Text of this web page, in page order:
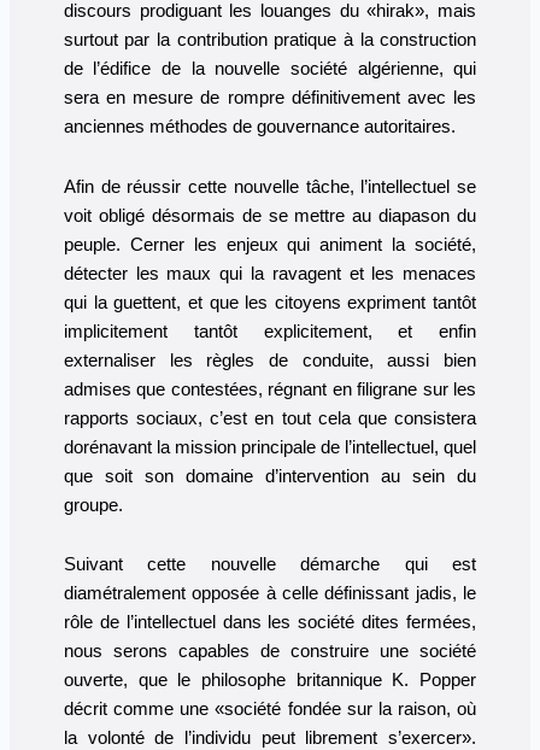
discours prodiguant les louanges du «hirak», mais
surtout par la contribution pratique à la construction
de l’édifice de la nouvelle société algérienne, qui
sera en mesure de rompre définitivement avec les
anciennes méthodes de gouvernance autoritaires.
Afin de réussir cette nouvelle tâche, l’intellectuel se
voit obligé désormais de se mettre au diapason du
peuple. Cerner les enjeux qui animent la société,
détecter les maux qui la ravagent et les menaces
qui la guettent, et que les citoyens expriment tantôt
implicitement tantôt explicitement, et enfin
externaliser les règles de conduite, aussi bien
admises que contestées, régnant en filigrane sur les
rapports sociaux, c’est en tout cela que consistera
dorénavant la mission principale de l’intellectuel, quel
que soit son domaine d’intervention au sein du
groupe.
Suivant cette nouvelle démarche qui est
diamétralement opposée à celle définissant jadis, le
rôle de l’intellectuel dans les société dites fermées,
nous serons capables de construire une société
ouverte, que le philosophe britannique K. Popper
décrit comme une «société fondée sur la raison, où
la volonté de l’individu peut librement s’exercer».